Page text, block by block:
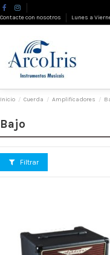
Contacte con nosotros Lunes a
Inicio Cuerda Amplificadores
Bajo
Filtrar